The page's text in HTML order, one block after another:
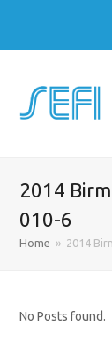
2014
010-6
Home » 2014
No Posts found.